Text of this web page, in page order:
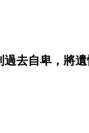
去自卑，將